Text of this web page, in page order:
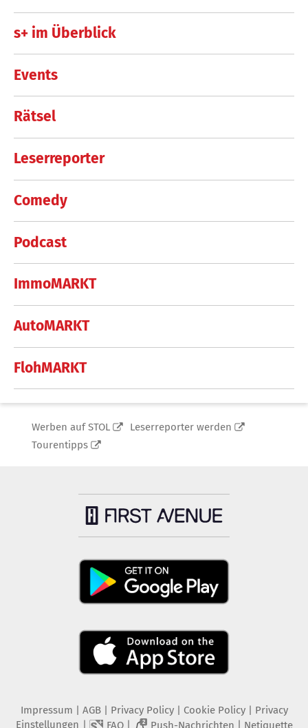
s+ im Überblick
Events
Rätsel
Leserreporter
Comedy
Podcast
ImmoMARKT
AutoMARKT
FlohMARKT
Werben auf STOL
Leserreporter werden
Tourentipps
Impressum AGB Privacy Policy| Cookie Policy| Privacy
Einstellungen
FAQ| 2 Push-Nachrichten Netiquette